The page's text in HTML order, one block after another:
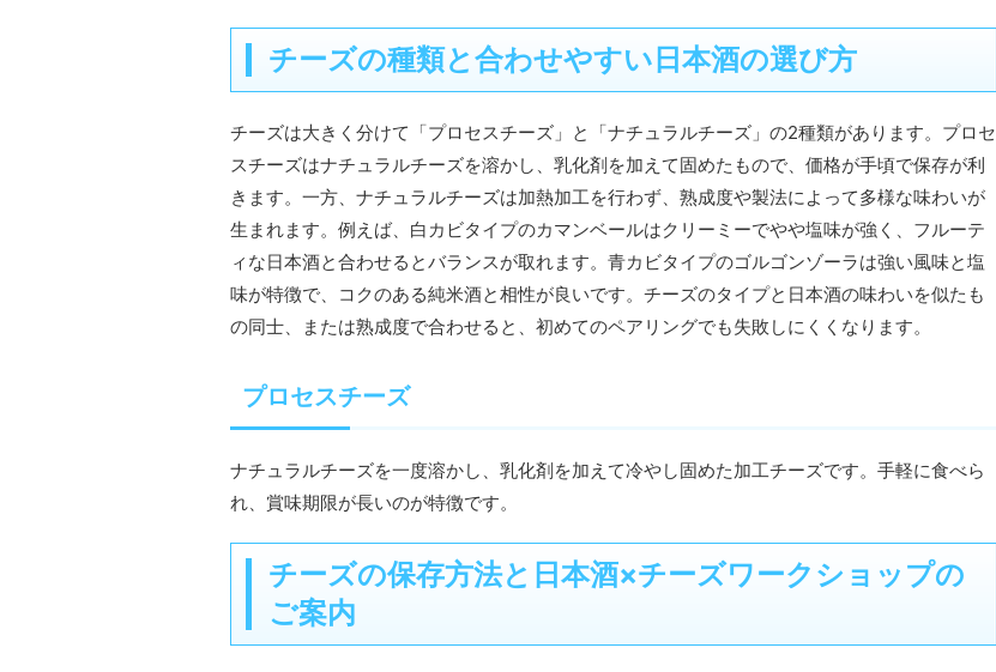
チーズの種類と合わせやすい日本酒の選び方
チーズは大きく分けて「プロセスチーズ」と「ナチュラルチーズ」の2種類があります。プロセ
スチーズはナチュラルチーズを溶かし、乳化剤を加えて固めたもので、価格が手頃で保存が利
きます。一方、ナチュラルチーズは加熱加工を行わず、熟成度や製法によって多様な味わいが
生まれます。例えば、白カビタイプのカマンベールはクリーミーでやや塩味が強く、フルーテ
ィな日本酒と合わせるとバランスが取れます。青カビタイプのゴルゴンゾーラは強い風味と塩
味が特徴で、コクのある純米酒と相性が良いです。チーズのタイプと日本酒の味わいを似たも
の同士、または熟成度で合わせると、初めてのペアリングでも失敗しにくくなります。
プロセスチーズ
ナチュラルチーズを一度溶かし、乳化剤を加えて冷やし固めた加工チーズです。手軽に食べら
れ、賞味期限が長いのが特徴です。
チーズの保存方法と日本酒×チーズワークショップの
ご案内